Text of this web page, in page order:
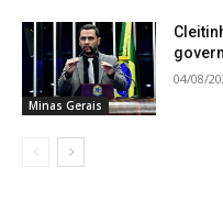
Minas Gerais
04/08/